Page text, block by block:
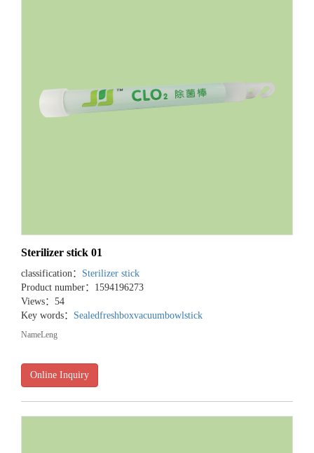
Sterilizer stick 01
classification： Sterilizer stick
Product number：1594196273
Views：54
Key words： Sealedfreshboxvacuumbowlstick
NameLeng
Online Inquiry